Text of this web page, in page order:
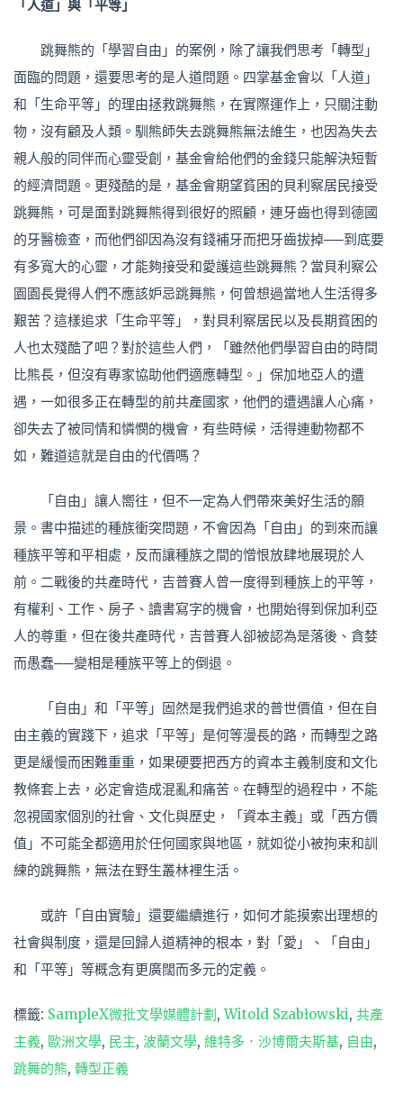
「人道」與「平等」
跳舞熊的「學習自由」的案例，除了讓我們思考「轉型」
面臨的問題，還要思考的是人道問題。四掌基金會以「人道」
和「生命平等」的理由拯救跳舞熊，在實際運作上，只關注動
物，沒有顧及人類。馴熊師失去跳舞熊無法維生，也因為失去
親人般的同伴而心靈受創，基金會給他們的金錢只能解決短暫
的經濟問題。更殘酷的是，基金會期望貧困的貝利察居民接受
跳舞熊，可是面對跳舞熊得到很好的照顧，連牙齒也得到德國
的牙醫檢查，而他們卻因為沒有錢補牙而把牙齒拔掉──到底要
有多寬大的心靈，才能夠接受和愛護這些跳舞熊？當貝利察公
園園長覺得人們不應該妒忌跳舞熊，何曾想過當地人生活得多
艱苦？這樣追求「生命平等」，對貝利察居民以及長期貧困的
人也太殘酷了吧？對於這些人們，「雖然他們學習自由的時間
比熊長，但沒有專家協助他們適應轉型。」保加地亞人的遭
遇，一如很多正在轉型的前共產國家，他們的遭遇讓人心痛，
卻失去了被同情和憐憫的機會，有些時候，活得連動物都不
如，難道這就是自由的代價嗎？
「自由」讓人嚮往，但不一定為人們帶來美好生活的願
景。書中描述的種族衝突問題，不會因為「自由」的到來而讓
種族平等和平相處，反而讓種族之間的憎恨放肆地展現於人
前。二戰後的共產時代，吉普賽人曾一度得到種族上的平等，
有權利、工作、房子、讀書寫字的機會，也開始得到保加利亞
人的尊重，但在後共產時代，吉普賽人卻被認為是落後、貪婪
而愚蠢──變相是種族平等上的倒退。
「自由」和「平等」固然是我們追求的普世價值，但在自
由主義的實踐下，追求「平等」是何等漫長的路，而轉型之路
更是緩慢而困難重重，如果硬要把西方的資本主義制度和文化
教條套上去，必定會造成混亂和痛苦。在轉型的過程中，不能
忽視國家個別的社會、文化與歷史，「資本主義」或「西方價
值」不可能全都適用於任何國家與地區，就如從小被拘束和訓
練的跳舞熊，無法在野生叢林裡生活。
或許「自由實驗」還要繼續進行，如何才能摸索出理想的
社會與制度，還是回歸人道精神的根本，對「愛」、「自由」
和「平等」等概念有更廣闊而多元的定義。
標籤: SampleX微批文學媒體計劃,Witold Szabłowski, 共產
主義, 歐洲文學, 民主, 波蘭文學, 維特多．沙博爾夫斯基, 自由,
跳舞的熊, 轉型正義